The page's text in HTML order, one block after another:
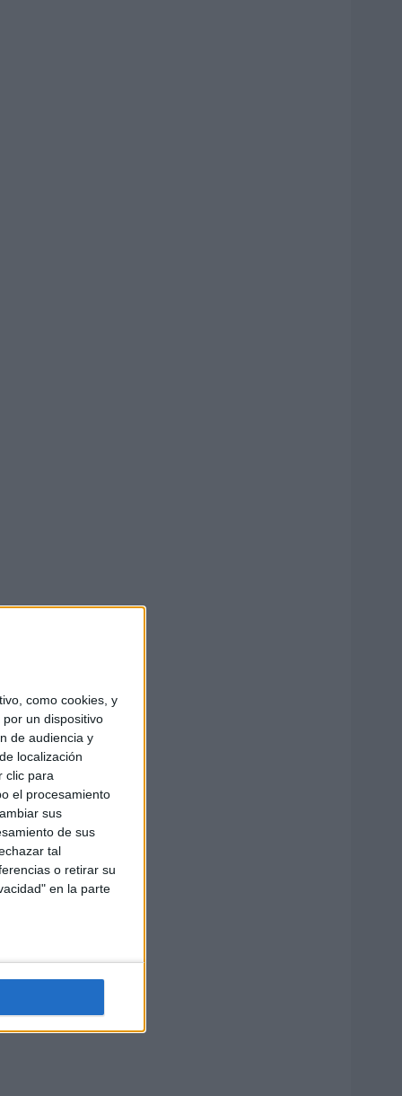
como cookies, y
un dispositivo
de audiencia y
localización
clic para
el procesamiento
sus
de sus
tal
o retirar su
en la parte